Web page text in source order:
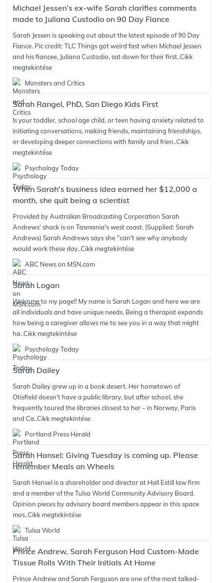
Michael Jessen’s ex-wife Sarah clarifies comments
made to Juliana Custodio on 90 Day Fiance
Sarah Jessen is speaking out about the latest episode of 90 Day
Fiance. Pic credit: TLC Things got weird fast when Michael Jessen
and his fiancee, Juliana Custodio, sat down for their first..Cikk
megtekintése
Monsters and Critics
Sarah Rangel, PhD, San Diego Kids First
Is your toddler, school age child, or teen having anxiety related to
initiating conversations, making friends, maintaining friendships,
or developing deeper connections with family and frien..Cikk
megtekintése
Psychology Today
When Sarah's business idea earned her $12,000 a
month, she quit being a scientist
Provided by Australian Broadcasting Corporation Sarah
Andrews' shack is on Tasmania's west coast. (Supplied: Sarah
Andrews) Sarah Andrews says she "can't see why anybody
would work these day..Cikk megtekintése
ABC News on MSN.com
Sarah Logan
Welcome to my page!! My name is Sarah Logan and here we are
all individuals and have unique needs. Being a therapist expands
how being a caregiver allows me to see you in a way that might
ha..Cikk megtekintése
Psychology Today
Sarah Dailey
Sarah Dailey grew up in a book desert. Her hometown of
Otisfield doesn’t have a public library, but after school, she
frequently toured the libraries closest to her – in Norway, Paris
and Ca..Cikk megtekintése
Portland Press Herald
Sarah Hansel: Giving Tuesday is coming up. Please
remember Meals on Wheels
Sarah Hansel is a shareholder and director at Hall Estill law firm
and a member of the Tulsa World Community Advisory Board.
Opinion pieces by advisory board members appear in this space
mos..Cikk megtekintése
Tulsa World
Prince Andrew, Sarah Ferguson Had Custom-Made
Tissue Rolls With Their Initials At Home
Prince Andrew and Sarah Ferguson are one of the most talked-